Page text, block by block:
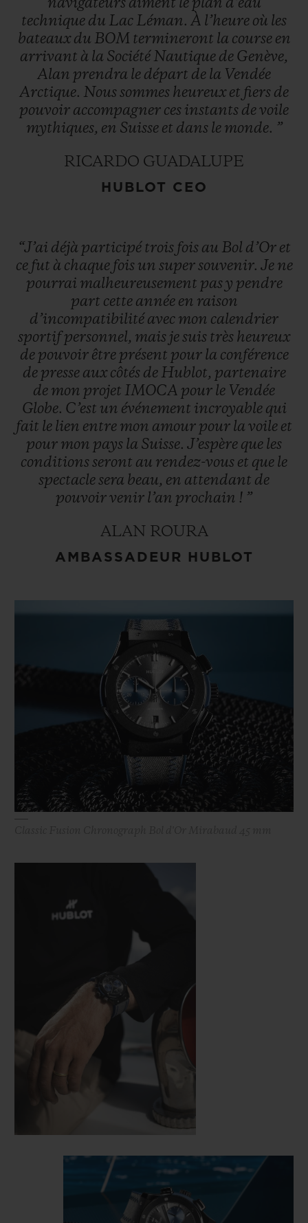
navigateurs aiment le plan d’eau
technique du Lac Léman. À l’heure où les
bateauxdu BOM termineront la course en
arrivant à la Société Nautique de Genève,
Alan prendra le départ de la Vendée
Arctique. Noussommes heureuxet fiers de
pouvoir accompagner ces instants devoile
mythiques, en Suisse et dans le monde. ”
RICARDO GUADALUPE
HUBLOT CEO
“J’ai déjà participé trois fois au Bol d’Or et
ce fut à chaque fois un supersouvenir. Je ne
pourrai malheureusement pasy pendre
part cette année en raison
d’incompatibilité avec mon calendrier
sportifpersonnel, mais jesuis très heureux
de pouvoir être présent pour la conférence
de presse auxcôtés de Hublot, partenaire
de mon projet IMOCA pour le Vendée
Globe. C’est un événement incroyable qui
fait le lien entre mon amour pour la voile et
pour mon pays la Suisse. J’espère que les
conditionsseront au rendez-vous et que le
spectaclesera beau, en attendant de
pouvoirvenir l’an prochain ! ”
ALAN ROURA
AMBASSADEUR HUBLOT